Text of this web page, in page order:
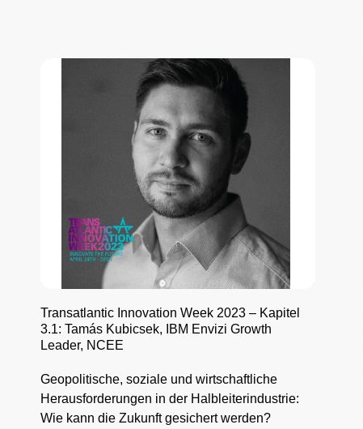
Transatlantic Innovation Week 2023 – Kapitel
3.1: Tamás Kubicsek, IBM Envizi Growth
Leader, NCEE
Geopolitische, soziale und wirtschaftliche
Herausforderungen in der Halbleiterindustrie:
Wie kann die Zukunft gesichert werden?